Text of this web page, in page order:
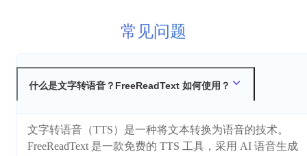
常见问题
什么是文字转语音？FreeReadText 如何使用？
文字转语音（TTS）是一种将文本转换为语音的技术。
FreeReadText 是一款免费的 TTS 工具，采用 AI 语音生成